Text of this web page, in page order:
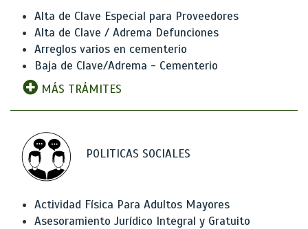
Alta de Clave Especial para Proveedores
Alta de Clave / Adrema Defunciones
Arreglos varios en cementerio
Baja de Clave/Adrema - Cementerio
MÁS TRÁMITES
POLITICAS SOCIALES
Actividad Física Para Adultos Mayores
Asesoramiento Jurídico Integral y Gratuito